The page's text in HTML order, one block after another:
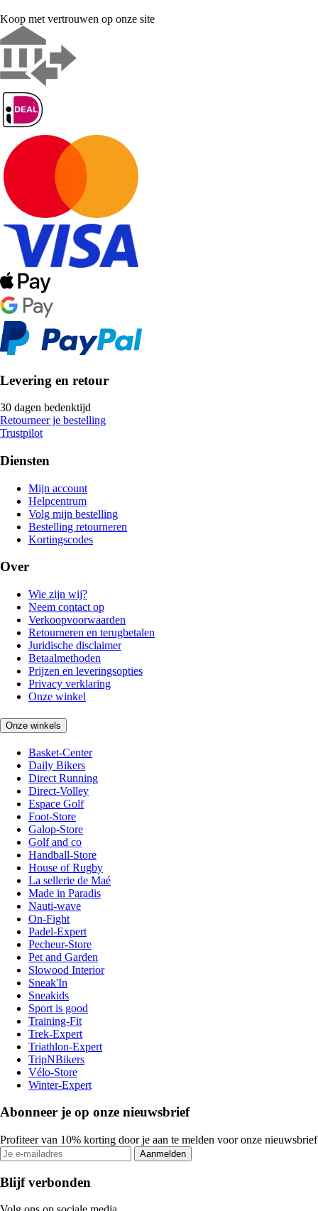
Koop met vertrouwen op onze site
Levering en retour
30 dagen bedenktijd
Retourneer je bestelling
Trustpilot
Diensten
Mijn account
Helpcentrum
Volg mijn bestelling
Bestelling retourneren
Kortingscodes
Over
Wie zijn wij?
Neem contact op
Verkoopvoorwaarden
Retourneren en terugbetalen
Juridische disclaimer
Betaalmethoden
Prijzen en leveringsopties
Privacy verklaring
Onze winkel
Onze winkels
Basket-Center
Daily Bikers
Direct Running
Direct-Volley
Espace Golf
Foot-Store
Galop-Store
Golf and co
Handball-Store
House of Rugby
La sellerie de Maé
Made in Paradis
Nauti-wave
On-Fight
Padel-Expert
Pecheur-Store
Pet and Garden
Slowood Interior
Sneak'In
Sneakids
Sport is good
Training-Fit
Trek-Expert
Triathlon-Expert
TripNBikers
Vélo-Store
Winter-Expert
Abonneer je op onze nieuwsbrief
Profiteer van 10% korting door je aan te melden voor onze nieuwsbrief
Aanmelden
Blijf verbonden